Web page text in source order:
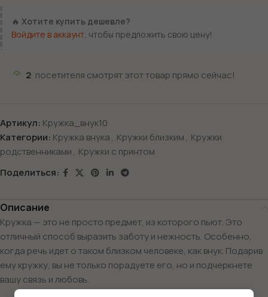
🔥 Хотите купить дешевле?
Войдите в аккаунт , чтобы предложить свою цену!
2 посетителя смотрят этот товар прямо сейчас!
Артикул: Кружка_внук10
Категории: Кружка внука, Кружки близким, Кружки
родственниками, Кружки с принтом
Поделиться:
Описание
Кружка — это не просто предмет, из которого пьют. Это
отличный способ выразить заботу и нежность. Особенно,
когда речь идет о таком близком человеке, как внук. Подарив
ему кружку, вы не только порадуете его, но и подчеркнете
вашу связь и любовь.